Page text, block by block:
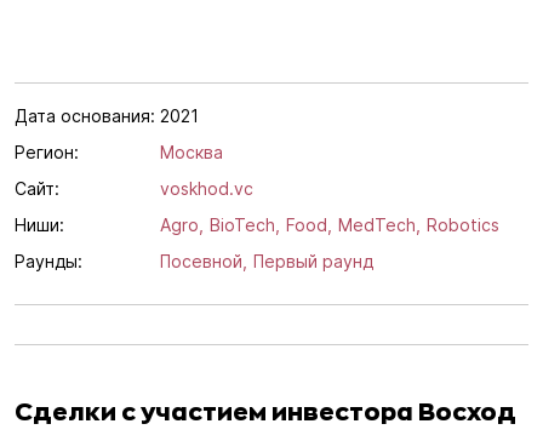
Дата основания: 2021
Регион:
Москва
Сайт:
voskhod.vc
Ниши:
Agro, BioTech, Food, MedTech, Robotics
Раунды:
Посевной, Первый раунд
Сделки с участием инвестора Восход